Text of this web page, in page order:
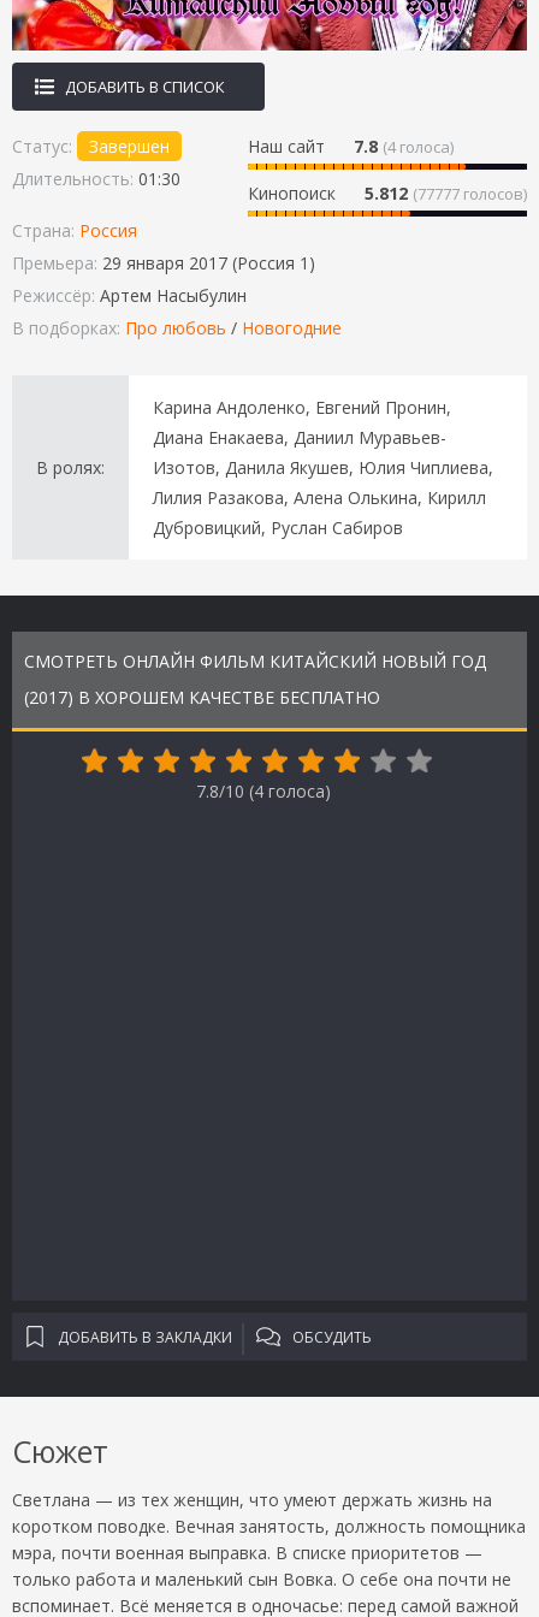
ДОБАВИТЬ В СПИСОК
Наш сайт 7.8 (4голоса)
Кинопоиск 5.812 (77777 голосов)
Статус:
Завершен
Длительность: 01:30
Страна: Россия
Премьера: 29 января 2017 (Россия 1)
Режиссёр: Артем Насыбулин
В подборках: Про любовь / Новогодние
В ролях:
Карина Андоленко, Евгений Пронин,
Диана Енакаева, Даниил Муравьев-
Изотов, Данила Якушев, Юлия Чиплиева,
Лилия Разакова, Алена Олькина, Кирилл
Дубровицкий, Руслан Сабиров
СМОТРЕТЬ ОНЛАЙН ФИЛЬМ КИТАЙСКИЙ НОВЫЙ ГОД
(2017) В ХОРОШЕМ КАЧЕСТВЕ БЕСПЛАТНО
7.8/10 (4 голоса)
ДОБАВИТЬ В ЗАКЛАДКИ ОБСУДИТЬ
Сюжет
Светлана — из тех женщин, что умеют держать жизнь на
коротком поводке. Вечная занятость, должность помощника
мэра, почти военная выправка. В списке приоритетов —
только работа и маленький сын Вовка. О себе она почти не
вспоминает. Всё меняется в одночасье: перед самой важной